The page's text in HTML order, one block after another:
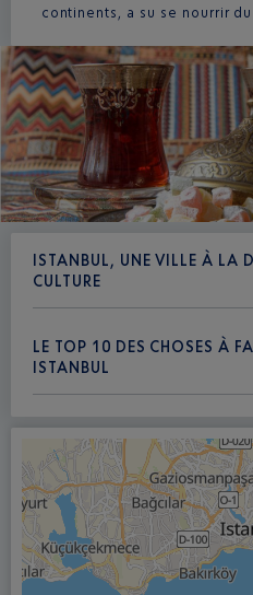
continents, a su se nourrir
ISTANBUL, UNE VILLE À LA
CULTURE
LE TOP 10 DES CHOSES À
ISTANBUL